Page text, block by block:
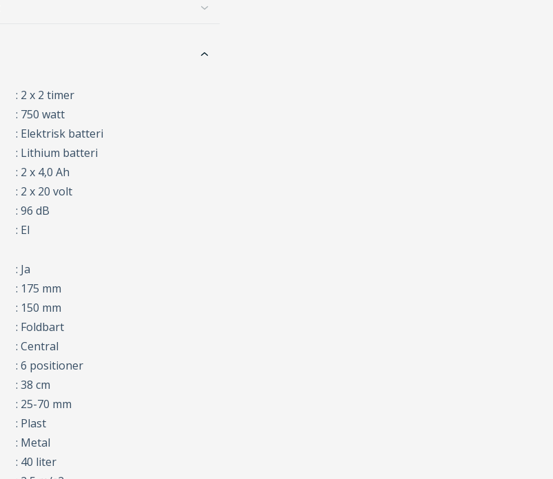
: 2 x 2 timer
: 750 watt
: Elektrisk batteri
: Lithium batteri
: 2 x 4,0 Ah
: 2 x 20 volt
: 96 dB
: El
: Ja
: 175 mm
: 150 mm
: Foldbart
: Central
: 6 positioner
: 38 cm
: 25-70 mm
: Plast
: Metal
: 40 liter